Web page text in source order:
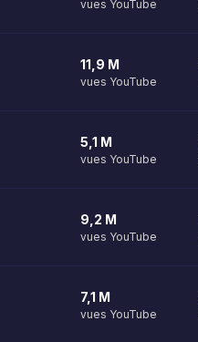
vues YouTube
11,9 M
vues YouTube
5,1 M
vues YouTube
9,2 M
vues YouTube
7,1 M
vues YouTube